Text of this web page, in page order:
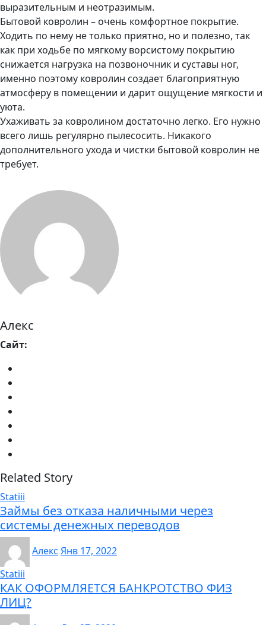
выразительным и неотразимым.
Бытовой ковролин – очень комфортное покрытие.
Ходить по нему не только приятно, но и полезно, так
как при ходьбе по мягкому ворсистому покрытию
снижается нагрузка на позвоночник и суставы ног,
именно поэтому ковролин создает благоприятную
атмосферу в помещении и дарит ощущение мягкости и
уюта.
Ухаживать за ковролином достаточно легко. Его нужно
всего лишь регулярно пылесосить. Никакого
дополнительного ухода и чистки бытовой ковролин не
требует.
Алекс
Сайт:
Related Story
Statiii
Займы без отказа наличными через
системы денежных переводов
Алекс Янв 17, 2022
Statiii
КАК ОФОРМЛЯЕТСЯ БАНКРОТСТВО ФИЗ
ЛИЦ?